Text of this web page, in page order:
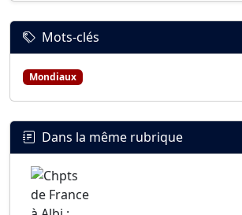
Mots-clés
Mondiaux
Dans la même rubrique